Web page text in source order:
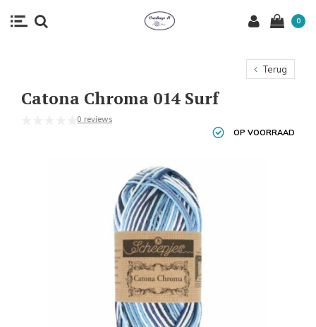
0
Terug
Catona Chroma 014 Surf
0 reviews
OP VOORRAAD